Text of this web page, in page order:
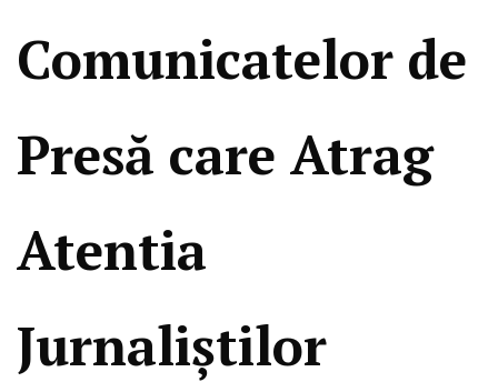
Comunicatelor de
Presă care Atrag
Atentia
Jurnaliștilor